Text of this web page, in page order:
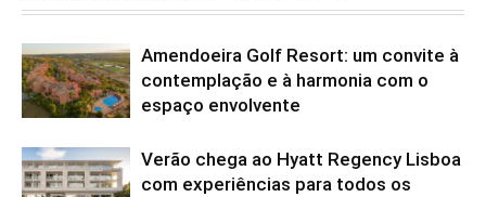
Amendoeira Golf Resort: um convite à
contemplação e à harmonia com o
espaço envolvente
Verão chega ao Hyatt Regency Lisboa
com experiências para todos os